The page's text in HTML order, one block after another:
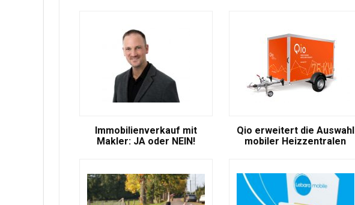
Immobilienverkauf mit
Makler: JA oder NEIN!
Qio erweitert die Auswahl
mobiler Heizzentralen